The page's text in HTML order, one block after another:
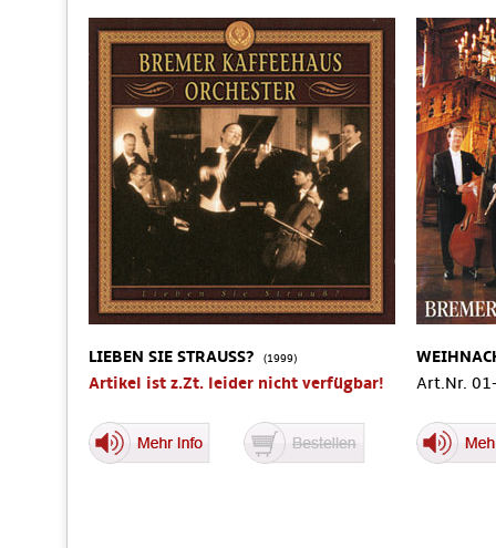
LIEBEN SIE STRAUSS? (1999)
Artikel ist z.Zt. leider nicht verfügbar!
Art.Nr.